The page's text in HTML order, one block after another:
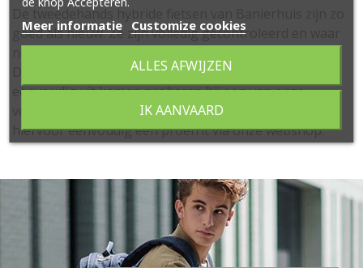
De tweedehands hybride fietsen van Banierhuis zijn zo
goed als nieuw. Ze zijn volledig gecontroleerd en waar
Dat geeft een veilig gevoel. Dat veilige gevoel kunt u
eenvoudig uit komen proberen bij een van onze
vestigingen in de omgeving van Utrecht. Reserveer
hiervoor eenvoudig een proefrit via onze webshop.
Meer informatie Customize cookies
ALLES AFWIJZEN
IK AANVAARD